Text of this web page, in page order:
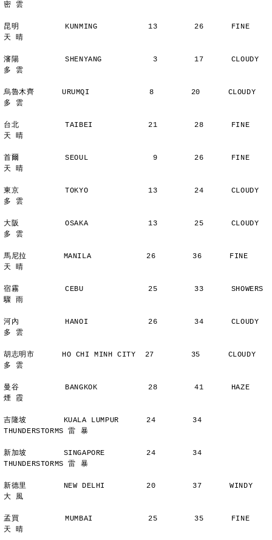
密 雲
昆明          KUNMING           13        26      FINE
天 晴
瀋陽          SHENYANG           3        17      CLOUDY
多 雲
烏魯木齊      URUMQI             8        20      CLOUDY
多 雲
台北          TAIBEI            21        28      FINE
天 晴
首爾          SEOUL              9        26      FINE
天 晴
東京          TOKYO             13        24      CLOUDY
多 雲
大阪          OSAKA             13        25      CLOUDY
多 雲
馬尼拉        MANILA            26        36      FINE
天 晴
宿霧          CEBU              25        33      SHOWERS
驟 雨
河內          HANOI             26        34      CLOUDY
多 雲
胡志明市      HO CHI MINH CITY  27        35      CLOUDY
多 雲
曼谷          BANGKOK           28        41      HAZE
煙 霞
吉隆坡        KUALA LUMPUR      24        34
THUNDERSTORMS 雷 暴
新加坡        SINGAPORE         24        34
THUNDERSTORMS 雷 暴
新德里        NEW DELHI         20        37      WINDY
大 風
孟買          MUMBAI            25        35      FINE
天 晴